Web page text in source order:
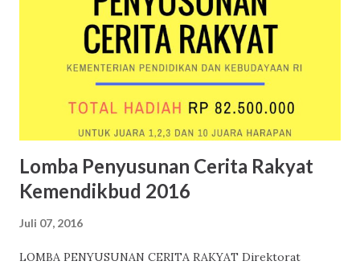
Lomba Penyusunan Cerita Rakyat
Kemendikbud 2016
Juli 07, 2016
LOMBA PENYUSUNAN CERITA RAKYAT Direktorat